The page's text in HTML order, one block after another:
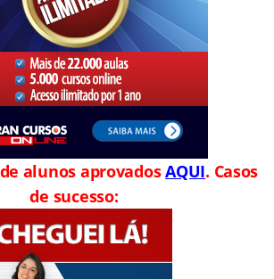
alunos aprovadosAQUI. Casos
de sucesso: